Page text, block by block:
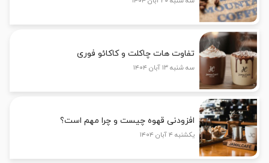
تفاوت هات چاکلت و کاکائو فوری
سه شنبه ۱۳ آبان ۱۴۰۴
افزودنی قهوه چیست و چرا مهم است؟
یکشنبه ۴ آبان ۱۴۰۴